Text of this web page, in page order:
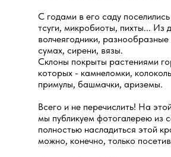
С годами в его саду
тсуги, микробиоты, пихты... Из
волчеягодники, разнообразные
сумах, сирени, вязы.
Склоны покрыты растениями
которых - камнеломки,
примулы, башмачки, ариземы.
Всего и не перечислить! На
мы публикуем фотогалерею из
полностью насладиться этой
можно, конечно, только